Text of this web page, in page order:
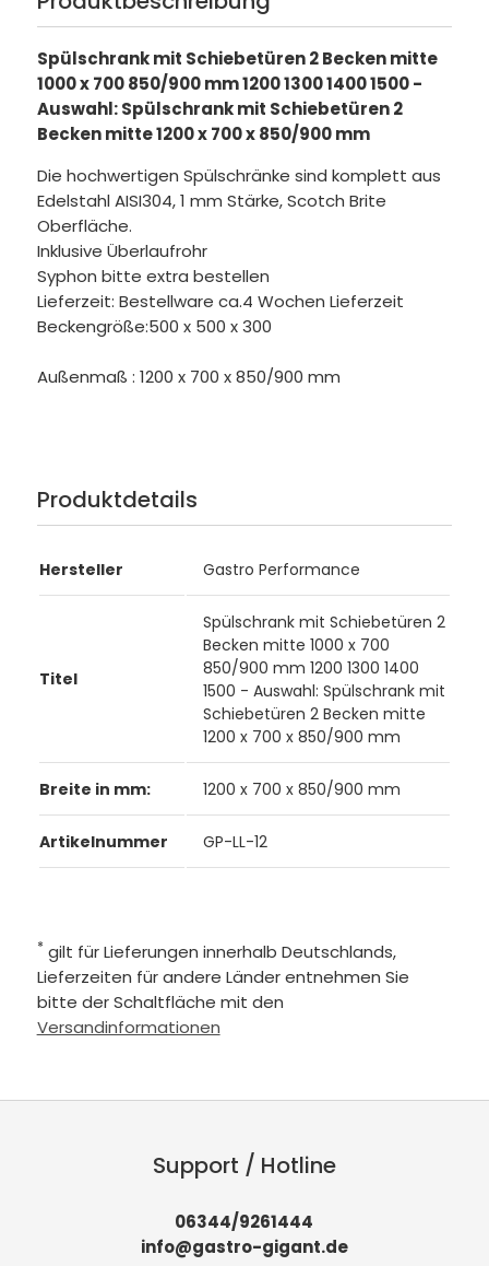
Spülschrank mit Schiebetüren 2 Becken mitte
1000 x 700 850/900 mm 1200 1300 1400 1500 -
Auswahl: Spülschrank mit Schiebetüren 2
Becken mitte 1200 x 700 x 850/900 mm
Die hochwertigen Spülschränke sind komplett aus
Edelstahl AISI304, 1 mm Stärke, Scotch Brite
Oberfläche.
Inklusive Überlaufrohr
Syphon bitte extra bestellen
Lieferzeit: Bestellware ca.4 Wochen Lieferzeit
Beckengröße:500 x 500 x 300
Außenmaß : 1200 x 700 x 850/900 mm
Produktdetails
Hersteller Gastro Performance
Titel
Spülschrank mit Schiebetüren 2
Becken mitte 1000 x 700
850/900 mm 1200 1300 1400
1500 - Auswahl: Spülschrank mit
Schiebetüren 2 Becken mitte
1200 x 700 x 850/900 mm
Breite in mm: 1200 x 700 x 850/900 mm
Artikelnummer GP-LL-12
* gilt für Lieferungen innerhalb Deutschlands,
Lieferzeiten für andere Länder entnehmen Sie
bitte der Schaltfläche mit den
Versandinformationen
Support / Hotline
06344/9261444
info@gastro-gigant.de